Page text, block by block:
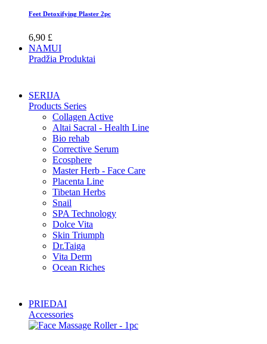
Feet Detoxifying Plaster 2pc
6,90 £
NAMUI
Pradžia Produktai
SERIJA
Products Series
Collagen Active
Altai Sacral - Health Line
Bio rehab
Corrective Serum
Ecosphere
Master Herb - Face Care
Placenta Line
Tibetan Herbs
Snail
SPA Technology
Dolce Vita
Skin Triumph
Dr.Taiga
Vita Derm
Ocean Riches
PRIEDAI
Accessories